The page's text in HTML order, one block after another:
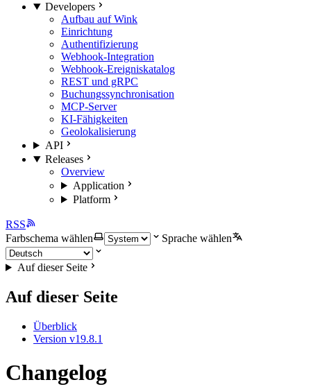
Developers
Aufbau auf Wink
Einrichtung
Authentifizierung
Webhook-Integration
Webhook-Ereigniskatalog
REST und gRPC
Buchungssynchronisation
MCP-Server
KI-Fähigkeiten
Geolokalisierung
API
Releases
Overview
Application
Platform
RSS
Farbschema wählen
Sprache wählen
Auf dieser Seite
Auf dieser Seite
Überblick
Version v19.8.1
Changelog